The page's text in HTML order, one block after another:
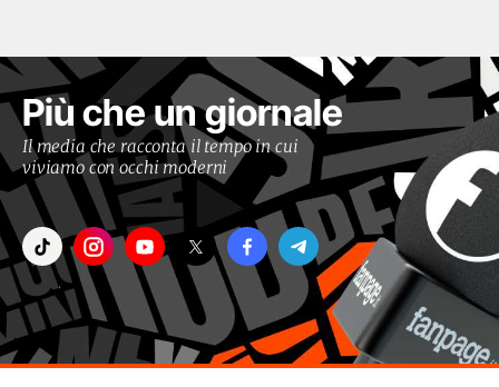
Più che un giornale
Il media che racconta il tempo in cui
viviamo con occhi moderni